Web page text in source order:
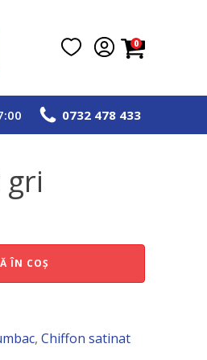
0
0732 478 433
ÎN COȘ
,Chiffon satinat